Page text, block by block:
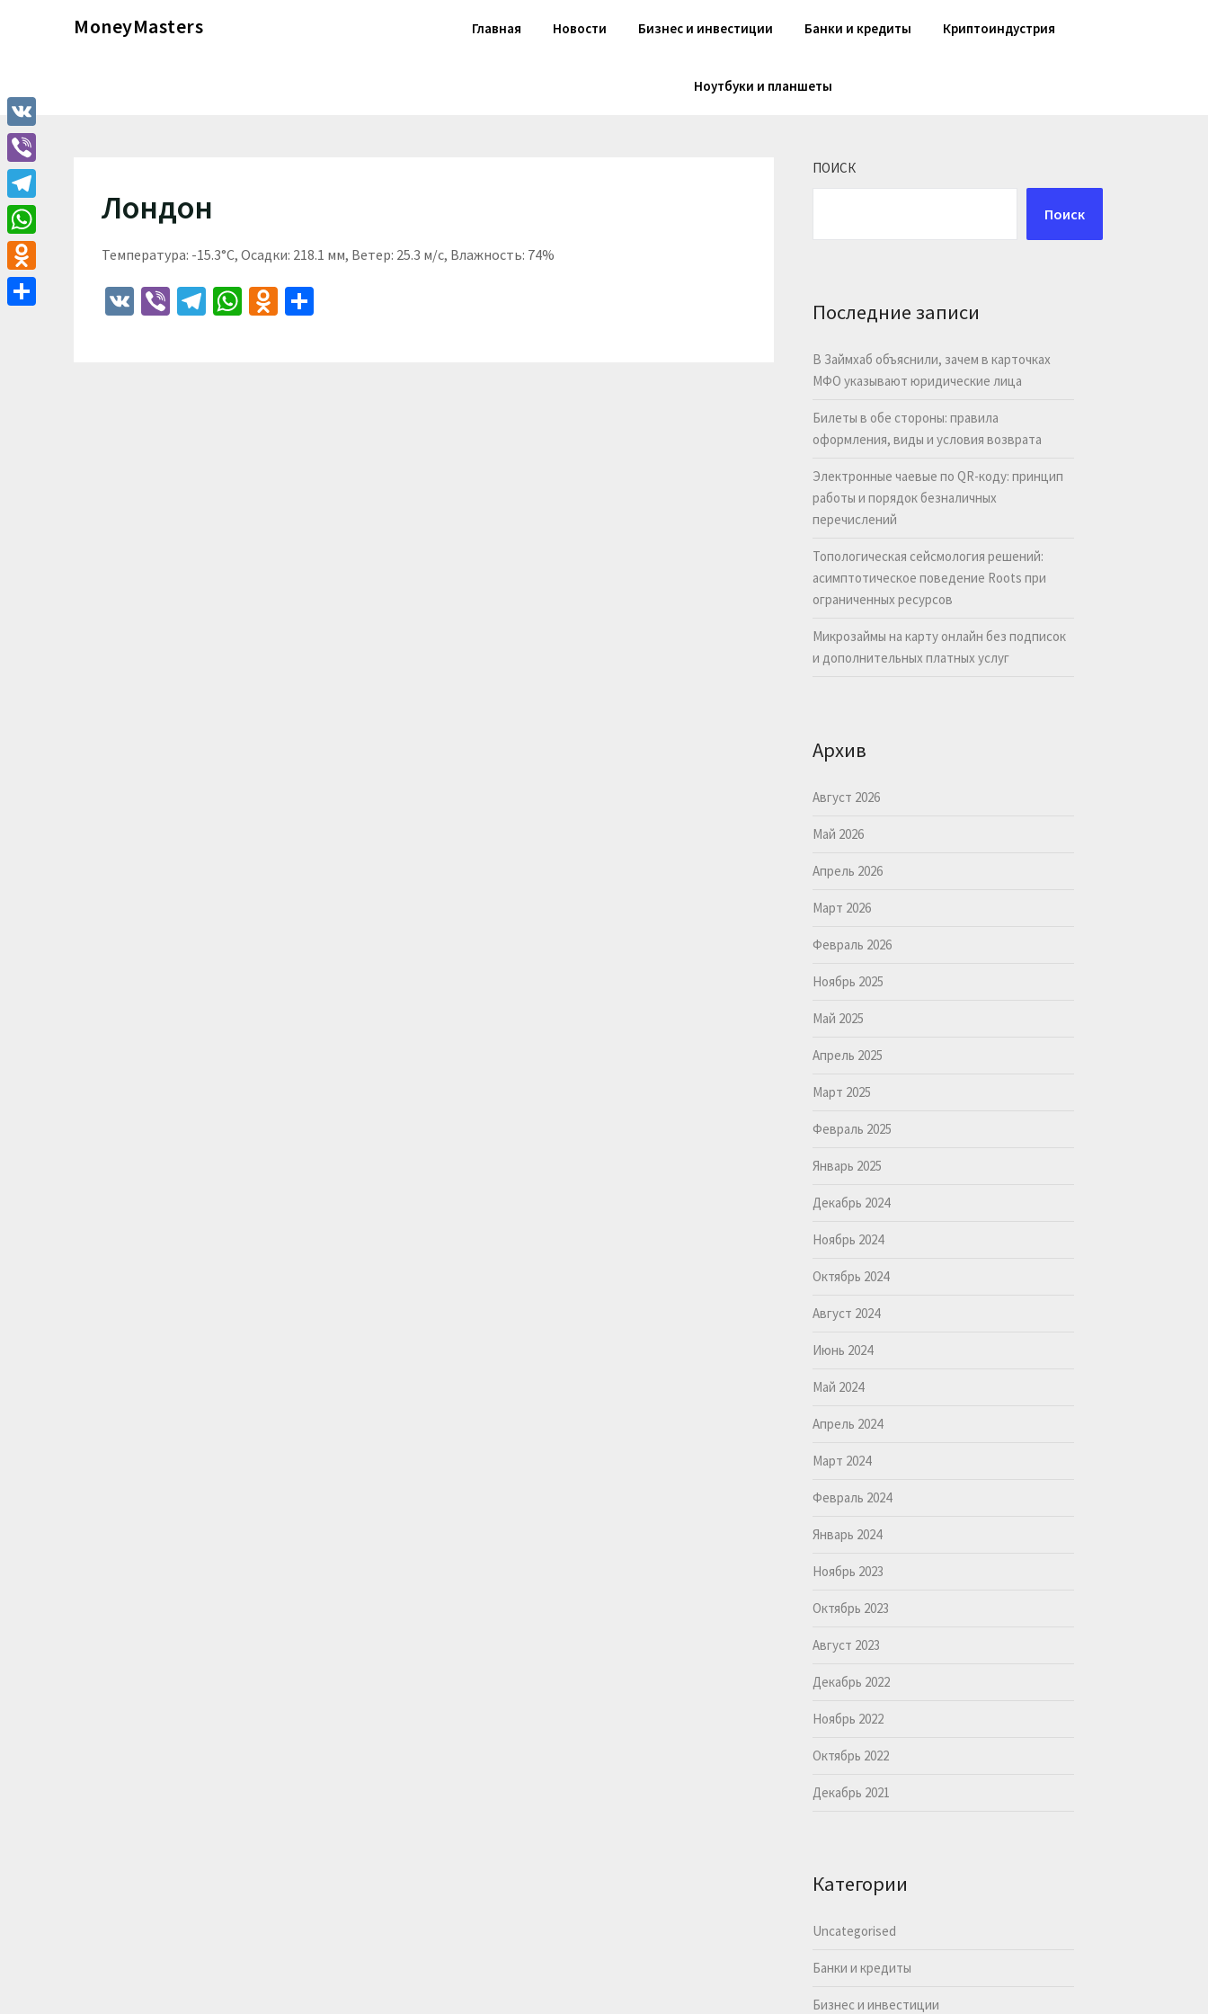
MoneyMasters Главная Новости Бизнес и инвестиции Банки и кредиты Криптоиндустрия
Ноутбуки и планшеты
Лондон
Температура: -15.3°C, Осадки: 218.1 мм, Ветер: 25.3 м/с, Влажность: 74%
VK ViberTelegram
WhatsApp
Odnoklassniki
ПОИСК
Поиск
Последние записи
В Займхаб объяснили, зачем в карточках
МФО указывают юридические лица
Билеты в обе стороны: правила
оформления, виды и условия возврата
Электронные чаевые по QR-коду: принцип
работы и порядок безналичных
перечислений
Топологическая сейсмология решений:
асимптотическое поведение Roots при
ограниченных ресурсов
Микрозаймы на карту онлайн без подписок
и дополнительных платных услуг
Архив
Август 2026
Май 2026
Апрель 2026
Март 2026
Февраль 2026
Ноябрь 2025
Май 2025
Апрель 2025
Март 2025
Февраль 2025
Январь 2025
Декабрь 2024
Ноябрь 2024
Октябрь 2024
Август 2024
Июнь 2024
Май 2024
Апрель 2024
Март 2024
Февраль 2024
Январь 2024
Ноябрь 2023
Октябрь 2023
Август 2023
Декабрь 2022
Ноябрь 2022
Октябрь 2022
Декабрь 2021
Категории
Uncategorised
Банки и кредиты
Бизнес и инвестиции
VK
Viber
Telegram
WhatsApp
Odnoklassniki